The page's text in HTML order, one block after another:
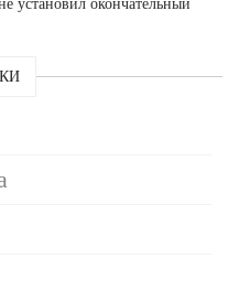
установил окончательный